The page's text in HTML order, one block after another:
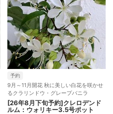
予約
9月～11月開花 秋に美しい白花を咲かせ
るクラリンドウ・グレープバニラ
[26年8月下旬予約]クレロデンド
ルム：ウォリキー3.5号ポット